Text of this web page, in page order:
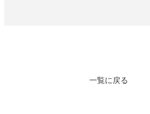
一覧に戻る